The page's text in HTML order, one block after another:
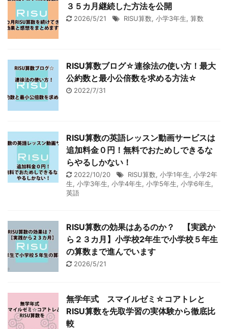
３５カ月継続した方法を公開
2026/5/21 RISU算数, 小学3年生, 算数
RISU算数ブログ☆連徐法の使い方！最大
公約数と最小公倍数を求める方法☆
2022/7/31
RISU算数の英語レッスン動画サービスは
追加料金０円！無料でおためしできるな
らやるしかない！
2022/10/20 RISU算数, 小学1年生, 小学2年
生, 小学3年生, 小学4年生, 小学5年生, 小学6年生,
英語
RISU算数の効果はあるのか？ 【実践か
ら２３カ月】小学校2年生で小学校５年生
の算数まで進んでいます
2026/5/21
無学年式 スマイルゼミ☆コアトレと
RISU算数を先取学習の実体験から徹底比
較